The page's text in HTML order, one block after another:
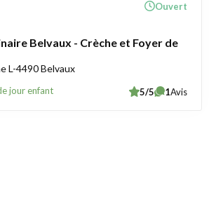
Belvaux - Crèche et Foyer de
L-4490 Belvaux
jour enfant
Ouvert
5/5 1Avis